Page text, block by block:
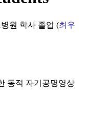
원 학사 졸업 (최우
동적 자기공명영상